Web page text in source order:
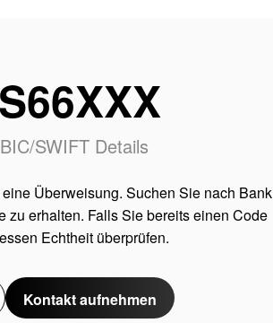
SWIFT Details
Überweisung. Suchen Sie nach Bank
zu erhalten. Falls Sie bereits einen Code
Echtheit überprüfen.
Kontakt aufnehmen